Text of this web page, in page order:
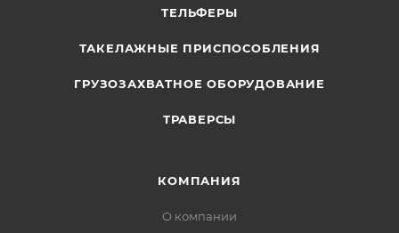
ТЕЛЬФЕРЫ
ТАКЕЛАЖНЫЕ ПРИСПОСОБЛЕНИЯ
ГРУЗОЗАХВАТНОЕ ОБОРУДОВАНИЕ
ТРАВЕРСЫ
КОМПАНИЯ
О компании